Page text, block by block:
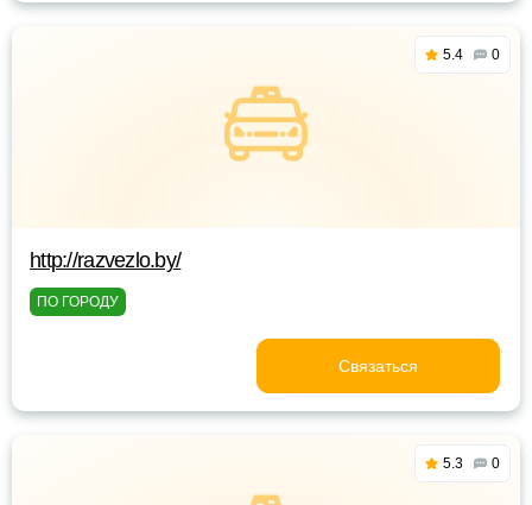
5.4 0
http://razvezlo.by/
ПО ГОРОДУ
Связаться
5.3 0